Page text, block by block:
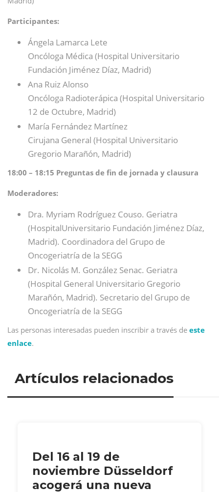
Participantes:
Ángela Lamarca Lete
Oncóloga Médica (Hospital Universitario
Fundación Jiménez Díaz, Madrid)
Ana Ruiz Alonso
Oncóloga Radioterápica (Hospital Universitario
12 de Octubre, Madrid)
María Fernández Martínez
Cirujana General (Hospital Universitario
Gregorio Marañón, Madrid)
18:00 – 18:15 Preguntas de fin de jornada y clausura
Moderadores:
Dra. Myriam Rodríguez Couso. Geriatra
(HospitalUniversitario Fundación Jiménez Díaz,
Madrid). Coordinadora del Grupo de
Oncogeriatría de la SEGG
Dr. Nicolás M. González Senac. Geriatra
(Hospital General Universitario Gregorio
Marañón, Madrid). Secretario del Grupo de
Oncogeriatría de la SEGG
Las personas interesadas pueden inscribir a través de este
enlace.
Artículos relacionados
Del 16 al 19 de
noviembre Düsseldorf
acogerá una nueva